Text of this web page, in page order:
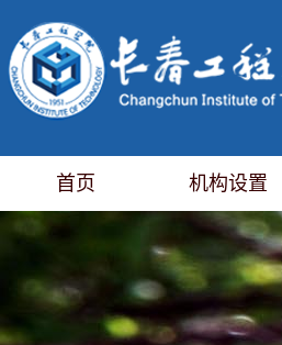
首页 机构设置